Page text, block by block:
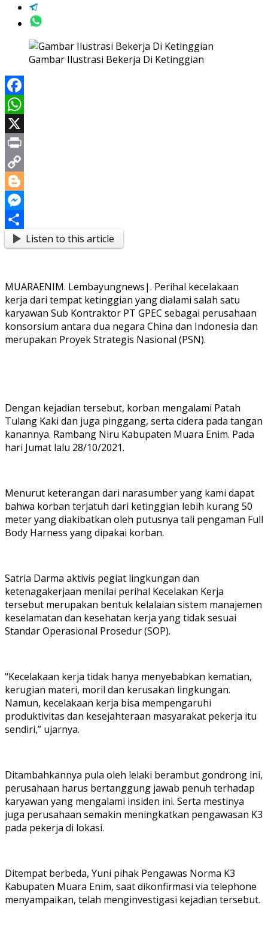
Gambar Ilustrasi Bekerja Di Ketinggian
Facebook
WhatsApp
X
Print
Copy
Link
Blogger
Messenger
ShareListen to this article
MUARAENIM. Lembayungnews|. Perihal kecelakaan
kerja dari tempat ketinggian yang dialami salah satu
karyawan Sub Kontraktor PT GPEC sebagai perusahaan
konsorsium antara dua negara China dan Indonesia dan
merupakan Proyek Strategis Nasional (PSN).
Dengan kejadian tersebut, korban mengalami Patah
Tulang Kaki dan juga pinggang, serta cidera pada tangan
kanannya. Rambang Niru Kabupaten Muara Enim. Pada
hari Jumat lalu 28/10/2021.
Menurut keterangan dari narasumber yang kami dapat
bahwa korban terjatuh dari ketinggian lebih kurang 50
meter yang diakibatkan oleh putusnya tali pengaman Full
Body Harness yang dipakai korban.
Satria Darma aktivis pegiat lingkungan dan
ketenagakerjaan menilai perihal Kecelakan Kerja
tersebut merupakan bentuk kelalaian sistem manajemen
keselamatan dan kesehatan kerja yang tidak sesuai
Standar Operasional Prosedur (SOP).
“Kecelakaan kerja tidak hanya menyebabkan kematian,
kerugian materi, moril dan kerusakan lingkungan.
Namun, kecelakaan kerja bisa mempengaruhi
produktivitas dan kesejahteraan masyarakat pekerja itu
sendiri,” ujarnya.
Ditambahkannya pula oleh lelaki berambut gondrong ini,
perusahaan harus bertanggung jawab penuh terhadap
karyawan yang mengalami insiden ini. Serta mestinya
juga perusahaan semakin meningkatkan pengawasan K3
pada pekerja di lokasi.
Ditempat berbeda, Yuni pihak Pengawas Norma K3
Kabupaten Muara Enim, saat dikonfirmasi via telephone
menyampaikan, telah menginvestigasi kejadian tersebut.